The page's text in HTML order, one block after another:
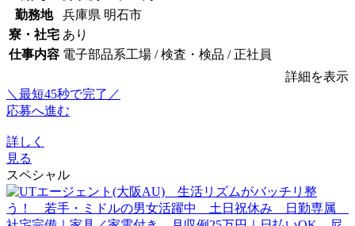
勤務地
兵庫県 明石市
寮・社宅 あり
仕事内容 電子部品系工場 / 検査・検品 / 正社員
詳細を表示
＼最短45秒で完了／
応募へ進む
詳しく
見る
スペシャル